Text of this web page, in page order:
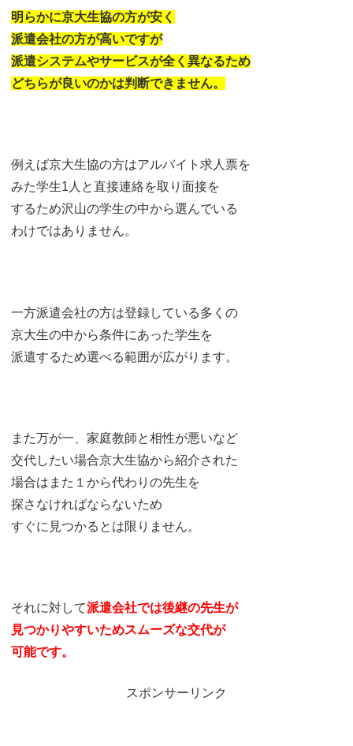
明らかに京大生協の方が安く
派遣会社の方が高いですが
派遣システムやサービスが全く異なるため
どちらが良いのかは判断できません。
例えば京大生協の方はアルバイト求人票を
みた学生1人と直接連絡を取り面接を
するため沢山の学生の中から選んでいる
わけではありません。
一方派遣会社の方は登録している多くの
京大生の中から条件にあった学生を
派遣するため選べる範囲が広がります。
また万が一、家庭教師と相性が悪いなど
交代したい場合京大生協から紹介された
場合はまた１から代わりの先生を
探さなければならないため
すぐに見つかるとは限りません。
それに対して派遣会社では後継の先生が
見つかりやすいためスムーズな交代が
可能です。
スポンサーリンク